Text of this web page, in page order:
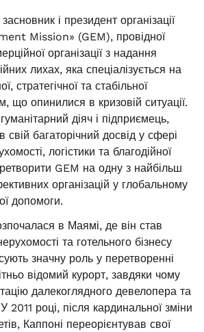
і президент організації
Mission» (GEM), провідної
організації з надання
лихах, яка спеціалізується на
стратегічної та стабільної
що опинилися в кризовій ситуації.
діяч і підприємець,
свій багаторічний досвід у сфері
логістики та благодійної
GEM на одну з найбільш
організацій у глобальному
допомоги.
в Маямі, де він став
та готельного бізнесу
значну роль у перетворенні
відомий курорт, завдяки чому
далекоглядного девелопера та
2011 році, після кардинальної зміни
Каппоні переорієнтував свої